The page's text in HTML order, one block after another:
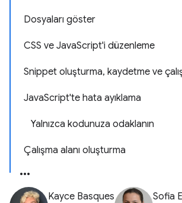
Dosyaları göster
CSS ve JavaScript'i düzenleme
Snippet oluşturma, kaydetme ve
JavaScript'te hata ayıklama
Yalnızca kodunuza odaklanın
Çalışma alanı oluşturma
Kayce Basques Sofia